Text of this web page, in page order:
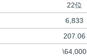
22位
6,833
207.06
\64,000